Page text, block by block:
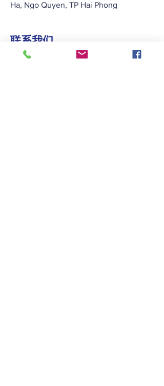
Ha, Ngo Quyen, TP Hai Phong
联系我们
+852 2422 2838